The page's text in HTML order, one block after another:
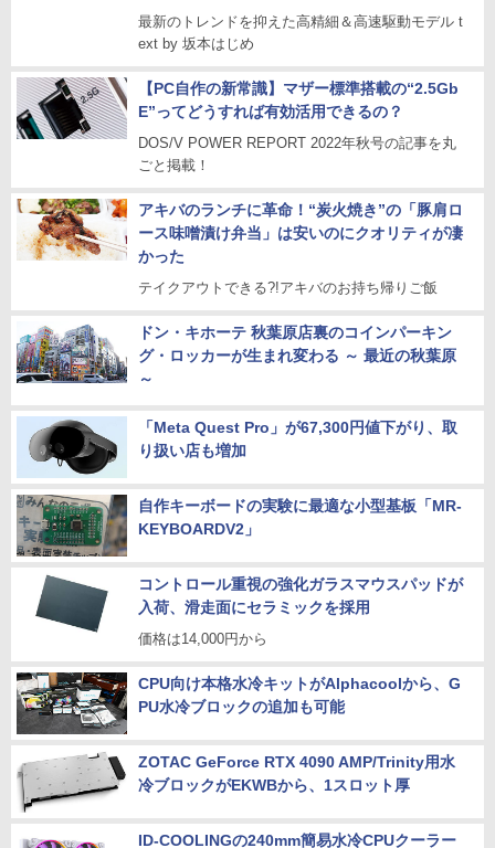
最新のトレンドを抑えた高精細＆高速駆動モデル t
ext by 坂本はじめ
【PC自作の新常識】マザー標準搭載の“2.5Gb
E”ってどうすれば有効活用できるの？
DOS/V POWER REPORT 2022年秋号の記事を丸
ごと掲載！
アキバのランチに革命！“炭火焼き”の「豚肩ロ
ース味噌漬け弁当」は安いのにクオリティが凄
かった
テイクアウトできる?!アキバのお持ち帰りご飯
ドン・キホーテ 秋葉原店裏のコインパーキン
グ・ロッカーが生まれ変わる ～ 最近の秋葉原
～
「Meta Quest Pro」が67,300円値下がり、取
り扱い店も増加
自作キーボードの実験に最適な小型基板「MR-
KEYBOARDV2」
コントロール重視の強化ガラスマウスパッドが
入荷、滑走面にセラミックを採用
価格は14,000円から
CPU向け本格水冷キットがAlphacoolから、G
PU水冷ブロックの追加も可能
ZOTAC GeForce RTX 4090 AMP/Trinity用水
冷ブロックがEKWBから、1スロット厚
ID-COOLINGの240mm簡易水冷CPUクーラー